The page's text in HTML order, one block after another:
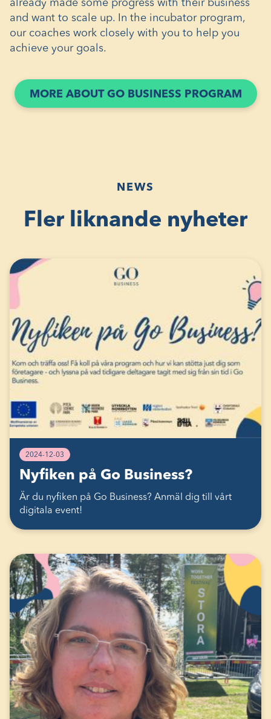
already made some progress with their business
and want to scale up. In the incubator program,
our coaches work closely with you to help you
achieve your goals.
MORE ABOUT GO BUSINESS PROGRAM
I
NEWS
Fler liknande nyheter
2024-12-03
Nyfiken på Go Business?
Är du nyfiken på Go Business? Anmäl dig till vårt
digitala event!